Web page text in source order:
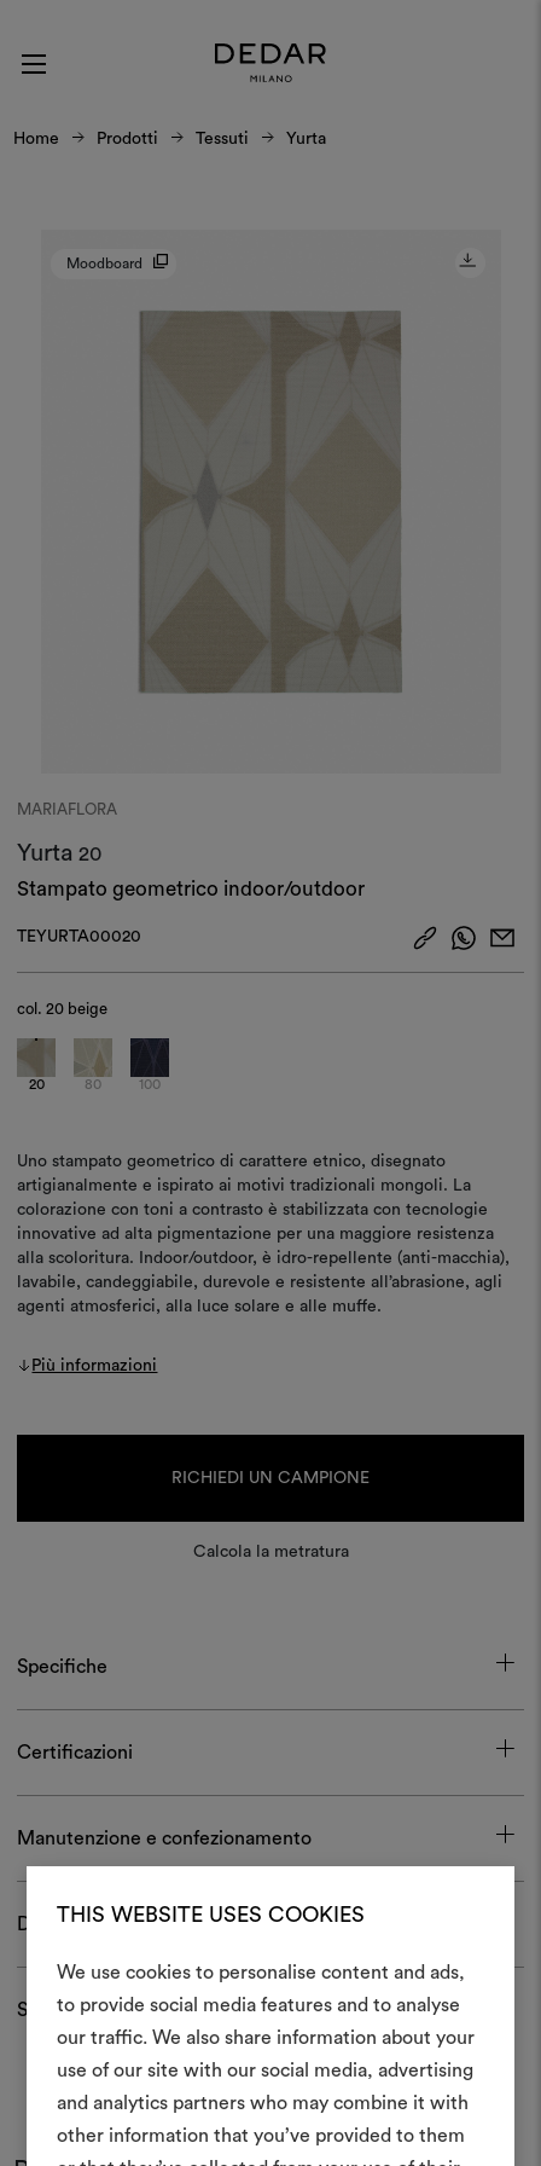
THIS WEBSITE USES COOKIES
We use cookies to personalise content and ads,
to provide social media features and to analyse
our traffic. We also share information about your
use of our site with our social media, advertising
and analytics partners who may combine it with
other information that you’ve provided to them
Home Prodotti Tessuti Yurta
Moodboard
MARIAFLORA
Yurta20
Stampato geometrico indoor/outdoor
TEYURTA00020
col.20 beige
20 80 100
Uno stampato geometrico di carattere etnico, disegnato
artigianalmente e ispirato ai motivi tradizionali mongoli. La
colorazione con toni a contrasto è stabilizzata con tecnologie
innovative ad alta pigmentazione per una maggiore resistenza
alla scoloritura. Indoor/outdoor, è idro-repellente (anti-macchia),
lavabile, candeggiabile, durevole e resistente all’abrasione, agli
agenti atmosferici, alla luce solare e alle muffe.
Più informazioni
RICHIEDI UN CAMPIONE
Calcola la metratura
Specifiche
Certificazioni
Manutenzione e confezionamento
Download
Spedizioni e resi
Crea
Uno strumento interattivo
e condividere le tue idee,